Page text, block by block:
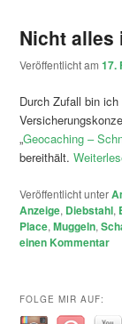
Nicht
Veröffentlicht am17.
Durch Zufall bin
„Geocaching –
bereithält.
Veröffentlicht unter
Anzeige, Diebstahl,
Place,Muggeln,
einen Kommentar
FOLGE MIR AUF: